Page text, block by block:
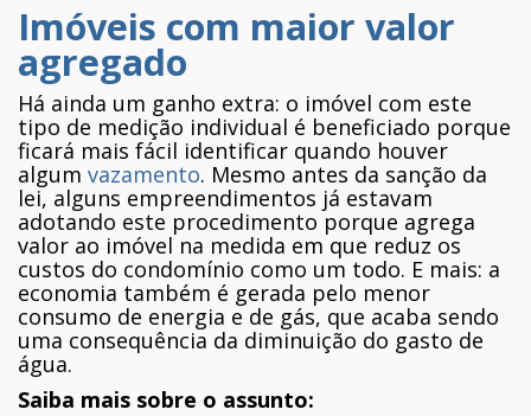
Imóveis com maior valor
agregado
Há ainda um ganho extra: o imóvel com este
tipo de medição individual é beneficiado porque
ficará mais fácil identificar quando houver
algum vazamento. Mesmo antes da sanção da
lei, alguns empreendimentos já estavam
adotando este procedimento porque agrega
valor ao imóvel na medida em que reduz os
custos do condomínio como um todo. E mais: a
economia também é gerada pelo menor
consumo de energia e de gás, que acaba sendo
uma consequência da diminuição do gasto de
água.
Saiba mais sobre o assunto: